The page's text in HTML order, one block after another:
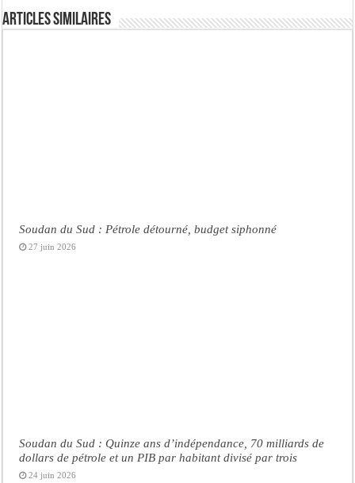
Articles similaires
Soudan du Sud : Pétrole détourné, budget siphonné
27 juin 2026
Soudan du Sud : Quinze ans d’indépendance, 70 milliards de
dollars de pétrole et un PIB par habitant divisé par trois
24 juin 2026